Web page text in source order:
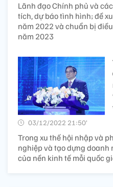
Lãnh đạo Chính phủ và
tích, dự báo tình hình; đề
năm 2022 và chuẩn bị
năm 2023
03/12/2022 21:50’
Trong xu thế hội nhập và
nghiệp và tạo dựng doanh
của nền kinh tế mỗi quốc